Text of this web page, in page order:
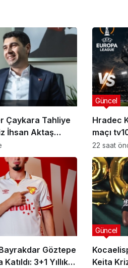
Çaykara Tahliye
İhsan Aktaş
Gelişme
Hradec
maçı
Güncel
22 saat
Göztepe
3+1 Yıllık
Keita
Güncel